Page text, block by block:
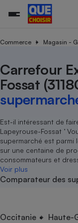
Commerce Magasin -
Carrefour
Fossat
Est-il intéressant de
Lapeyrouse-Fossat ’
supermarché est parmi
sur une centaine de
consommateurs et
Voir plus
Comparateur des
Occitanie Haute-
Toutes les
Enquêtes
Guides d'achat
Conseils
Brèves
Tous les services
Soumettre un
Lettres types
Rencontrer une
Tous nos
Nos actions
Nos grandes
Les billets de la
Nos
Nous rejoindre
En savoir plus
?
L’association
Nos missions
Notre
Notre
Nos partenaires
Nous rejoindre